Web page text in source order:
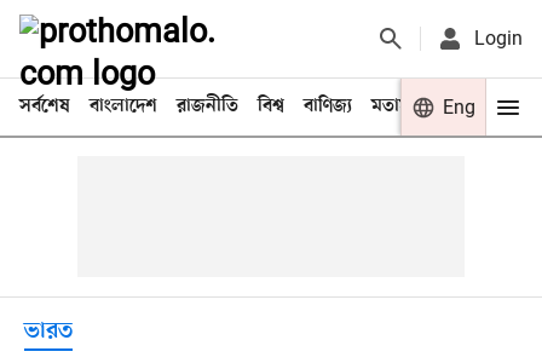
Login
সর্বশেষ বাংলাদেশ রাজনীতি বিশ্ব বাণিজ্য মতামত খেলা
Eng
ভারত